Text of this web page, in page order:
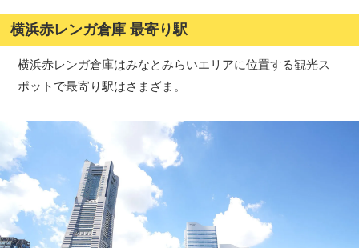
横浜赤レンガ倉庫 最寄り駅
横浜赤レンガ倉庫はみなとみらいエリアに位置する観光ス
ポットで最寄り駅はさまざま。